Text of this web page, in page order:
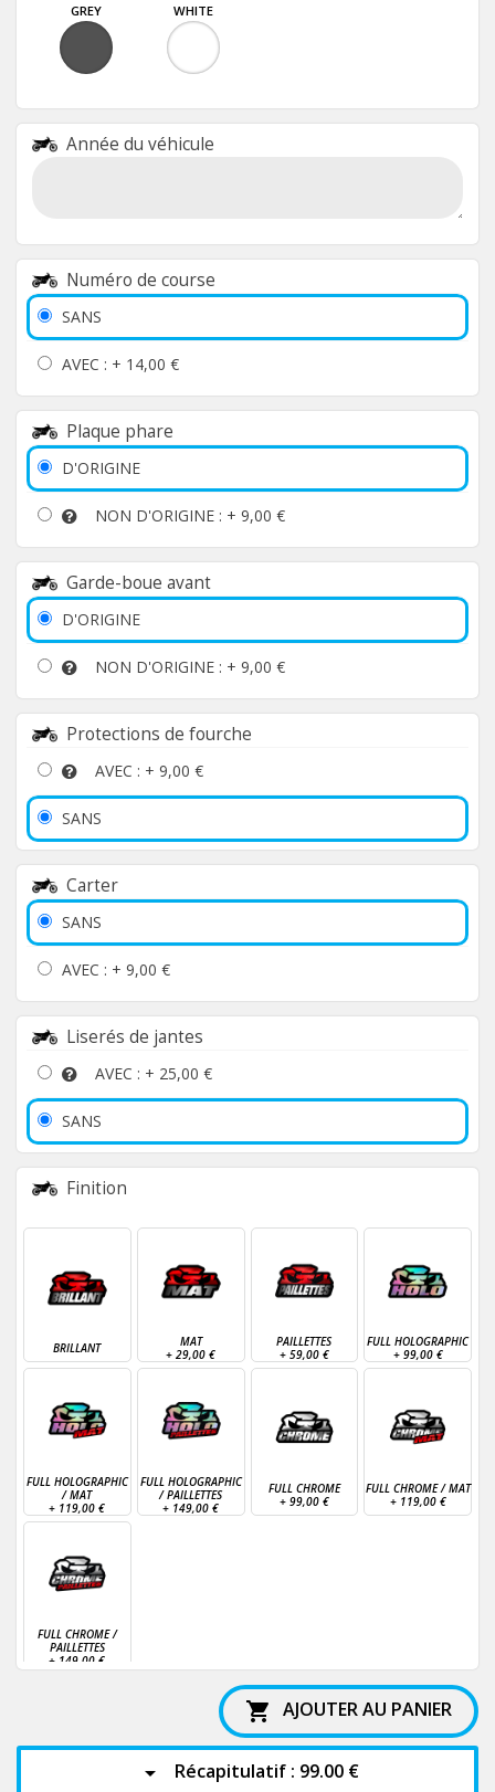
GREY WHITE
Année du véhicule
Numéro de course
SANS
AVEC : + 14,00 €
Plaque phare
D'ORIGINE
NON D'ORIGINE : + 9,00 €
Garde-boue avant
D'ORIGINE
NON D'ORIGINE : + 9,00 €
Protections de fourche
AVEC : + 9,00 €
SANS
Carter
SANS
AVEC : + 9,00 €
Liserés de jantes
AVEC : + 25,00 €
SANS
Finition
BRILLANT
MAT
+29,00 €
PAILLETTES
+ 59,00 €
FULL HOLOGRAPHIC
+ 99,00 €
FULL HOLOGRAPHIC
/ MAT
+ 119,00 €
FULL HOLOGRAPHIC
/ PAILLETTES
+ 149,00 €
FULL CHROME
+ 99,00 €
FULL CHROME / MAT
+ 119,00 €
FULL CHROME /
PAILLETTES
+ 149,00 €
 AJOUTER AU PANIER
arrow_drop_down Récapitulatif : 99.00 €